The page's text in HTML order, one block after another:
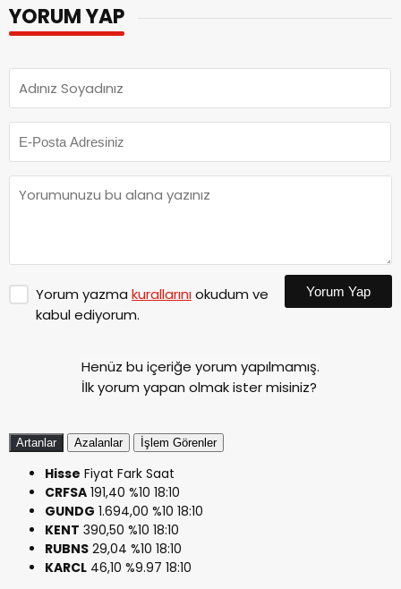
YORUM YAP
Yorum yazma kurallarınıokudum ve
kabul ediyorum.
Yorum Yap
Henüz bu içeriğe yorum yapılmamış.
İlk yorum yapan olmak ister misiniz?
Artanlar Azalanlar İşlem Görenler
Hisse Fiyat Fark Saat
CRFSA 191,40 %10 18:10
GUNDG 1.694,00 %10 18:10
KENT 390,50 %10 18:10
RUBNS 29,04 %10 18:10
KARCL 46,10 %9.97 18:10